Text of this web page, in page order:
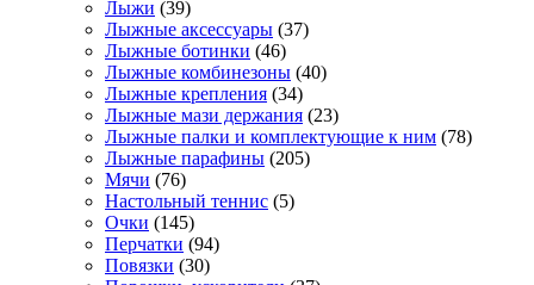
Лыжи (39)
Лыжные аксессуары (37)
Лыжные ботинки (46)
Лыжные комбинезоны (40)
Лыжные крепления (34)
Лыжные мази держания (23)
Лыжные палки и комплектующие к ним (78)
Лыжные парафины (205)
Мячи (76)
Настольный теннис (5)
Очки (145)
Перчатки (94)
Повязки (30)